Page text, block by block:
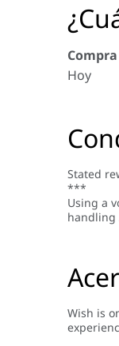
Compra
Hoy
Stated
***
Using a
handling
Wish is